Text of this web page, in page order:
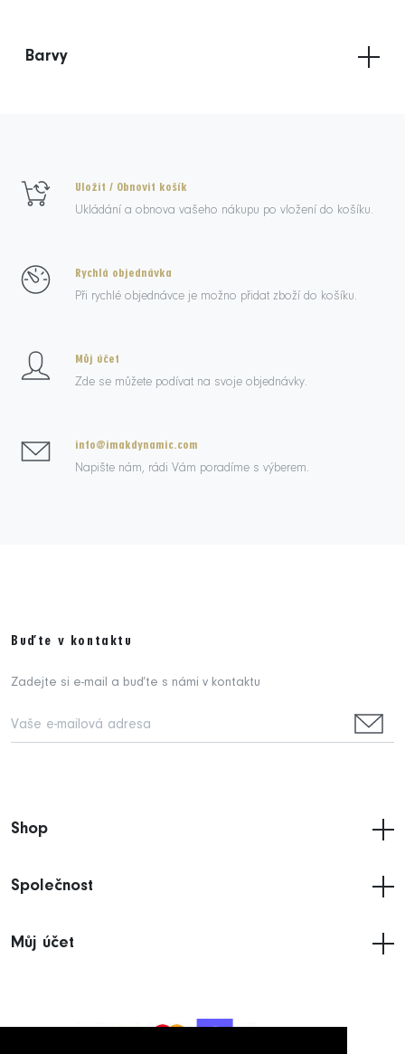
Barvy
Uložit / Obnovit košík
Ukládání a obnova vašeho nákupu po vložení do košíku.
Rychlá objednávka
Při rychlé objednávce je možno přidat zboží do košíku.
Můj účet
Zde se můžete podívat na svoje objednávky.
info@imakdynamic.com
Napište nám, rádi Vám poradíme s výberem.
Buďte v kontaktu
Zadejte si e-mail a buďte s námi v kontaktu
Shop
Společnost
Můj účet